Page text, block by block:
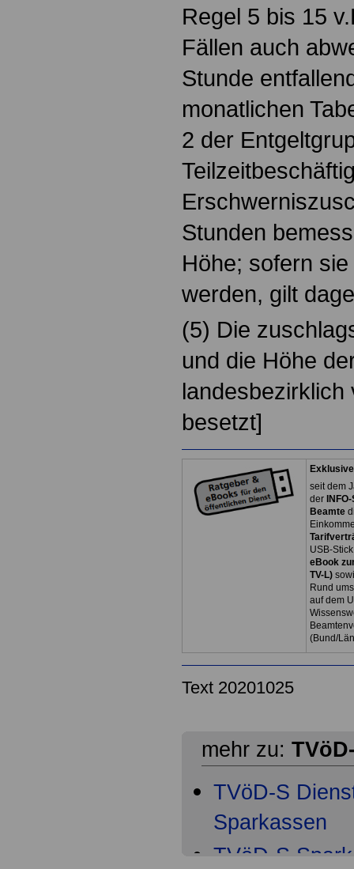
Regel 5 bis 15
Fällen auch
Stunde
monatlichen
2 der
Stunden
Höhe; sofern
werden, gilt
(5) Die
und die Höhe
landesbezirklich
besetzt]
seit dem
der
Beamte
USB-
eBook
TV-L)
Rund
auf dem
(Bund/
Text 20201025
mehr zu:
TVöD-S
Sparkassen
TVöD-S